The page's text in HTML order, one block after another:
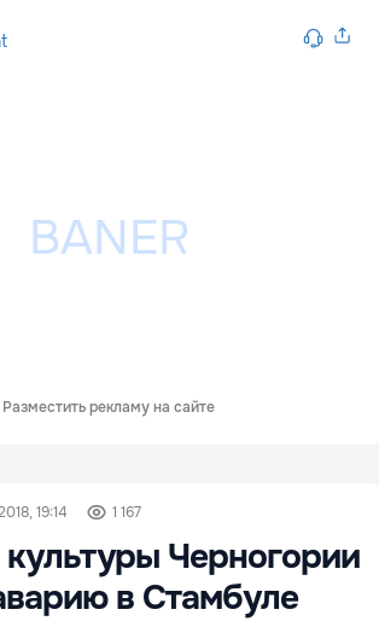
Разместить рекламу на сайте
19:14 1 167
Черногории
в Стамбуле